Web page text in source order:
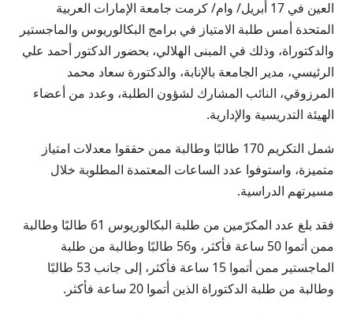
العين في 17 أبريل/ وام/ كرمت جامعة الإمارات العربية
المتحدة أمس طلبة الامتياز في برامج البكالوريوس والماجستير
والدكتوراة، وذلك في المبنى الهلالي، بحضور الدكتور أحمد علي
الرئيسي، مدير الجامعة بالإنابة، والدكتورة سعاد محمد
المرزوقي، النائب المشارك لشؤون الطلبة، وعدد من أعضاء
الهيئة التدريسية والإدارية.
شمل التكريم 170 طالبًا وطالبة ممن حققوا معدلات امتياز
متميزة، واستوفوا عدد الساعات المعتمدة المطلوبة خلال
مسيرتهم الدراسية.
فقد بلغ عدد المكرّمين من طلبة البكالوريوس 61 طالبًا وطالبة
ممن أتموا 50 ساعة فأكثر، و56 طالبًا وطالبة من طلبة
الماجستير ممن أتموا 15 ساعة فأكثر، إلى جانب 53 طالبًا
وطالبة من طلبة الدكتوراة الذين أتموا 20 ساعة فأكثر.